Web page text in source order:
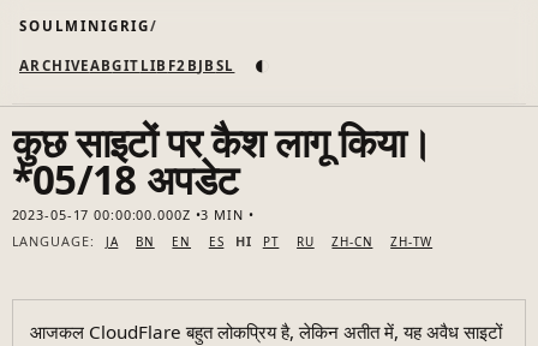
SOULMINIGRIG
ARCHIVEABGIT LIB F2B JB SL ◐
कुछ साइटों पर कैश लागू किया।
*05/18 अपडेट
2023-05-17 00:00:00.000Z
3 MIN
LANGUAGE:
JA BN EN ES HI PT RU ZH-CN ZH-TW
आजकल CloudFlare बहुत लोकप्रिय है, लेकिन अतीत में, यह अवैध साइटों